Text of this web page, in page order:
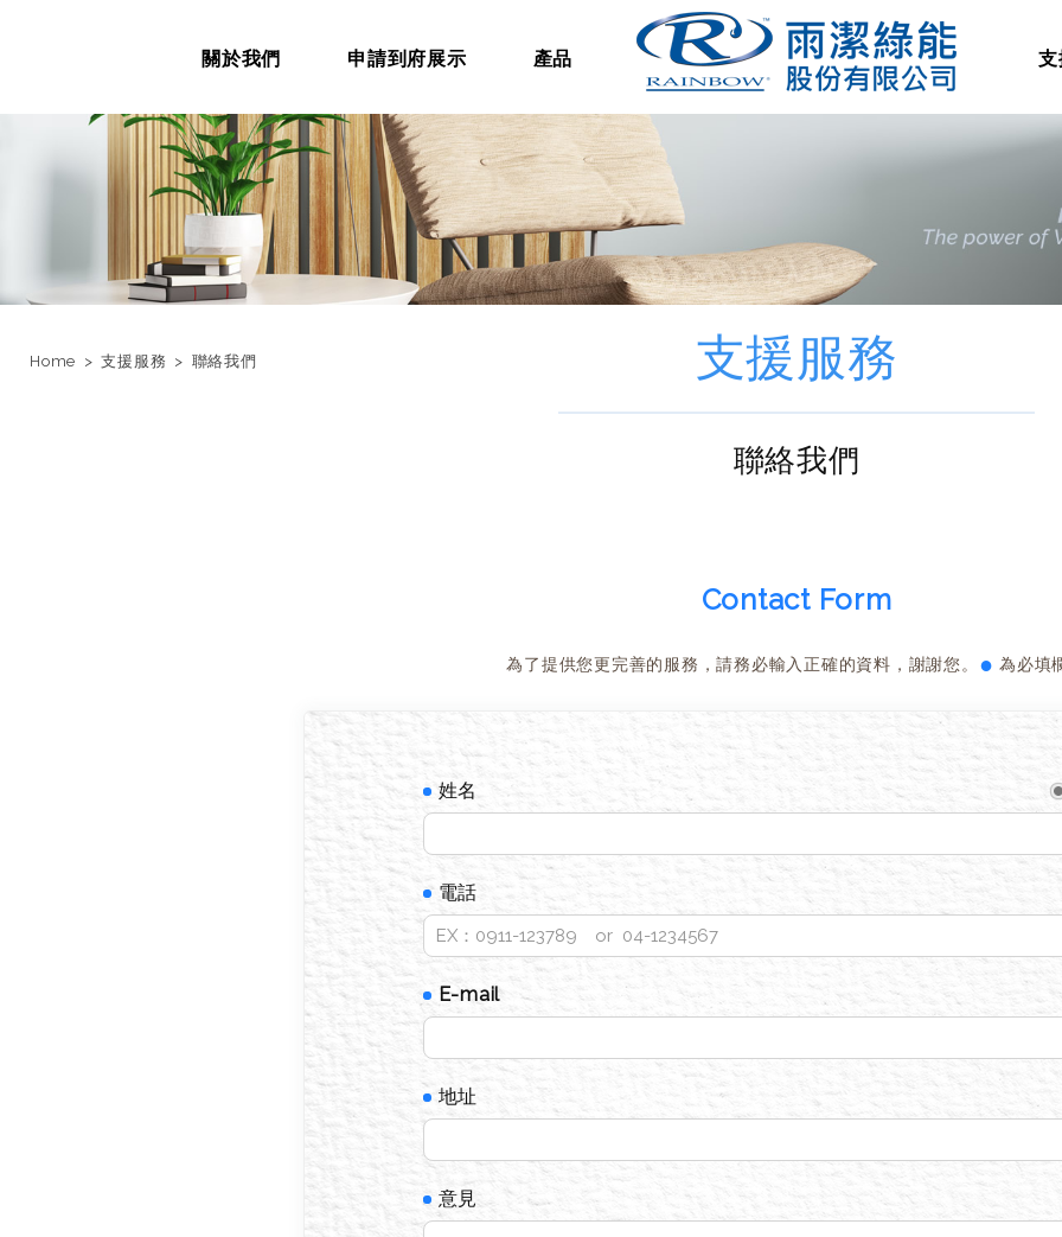
關於我們 申請到府展示 產品 支
支援服務
Home 支援服務 聯絡我們
聯絡我們
Contact Form
為了提供您更完善的服務，請務必輸入正確的資料，謝謝您。 ● 為必填
姓名
電話
E-mail
地址
意見